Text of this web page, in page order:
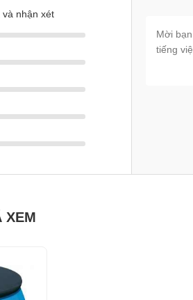
cung cấp đều đạt TCVN về an
ở vị trí của các bạn, coi con các bạn
cấp những sản phẩm cho Trẻ em có
và nhận xét
XEM